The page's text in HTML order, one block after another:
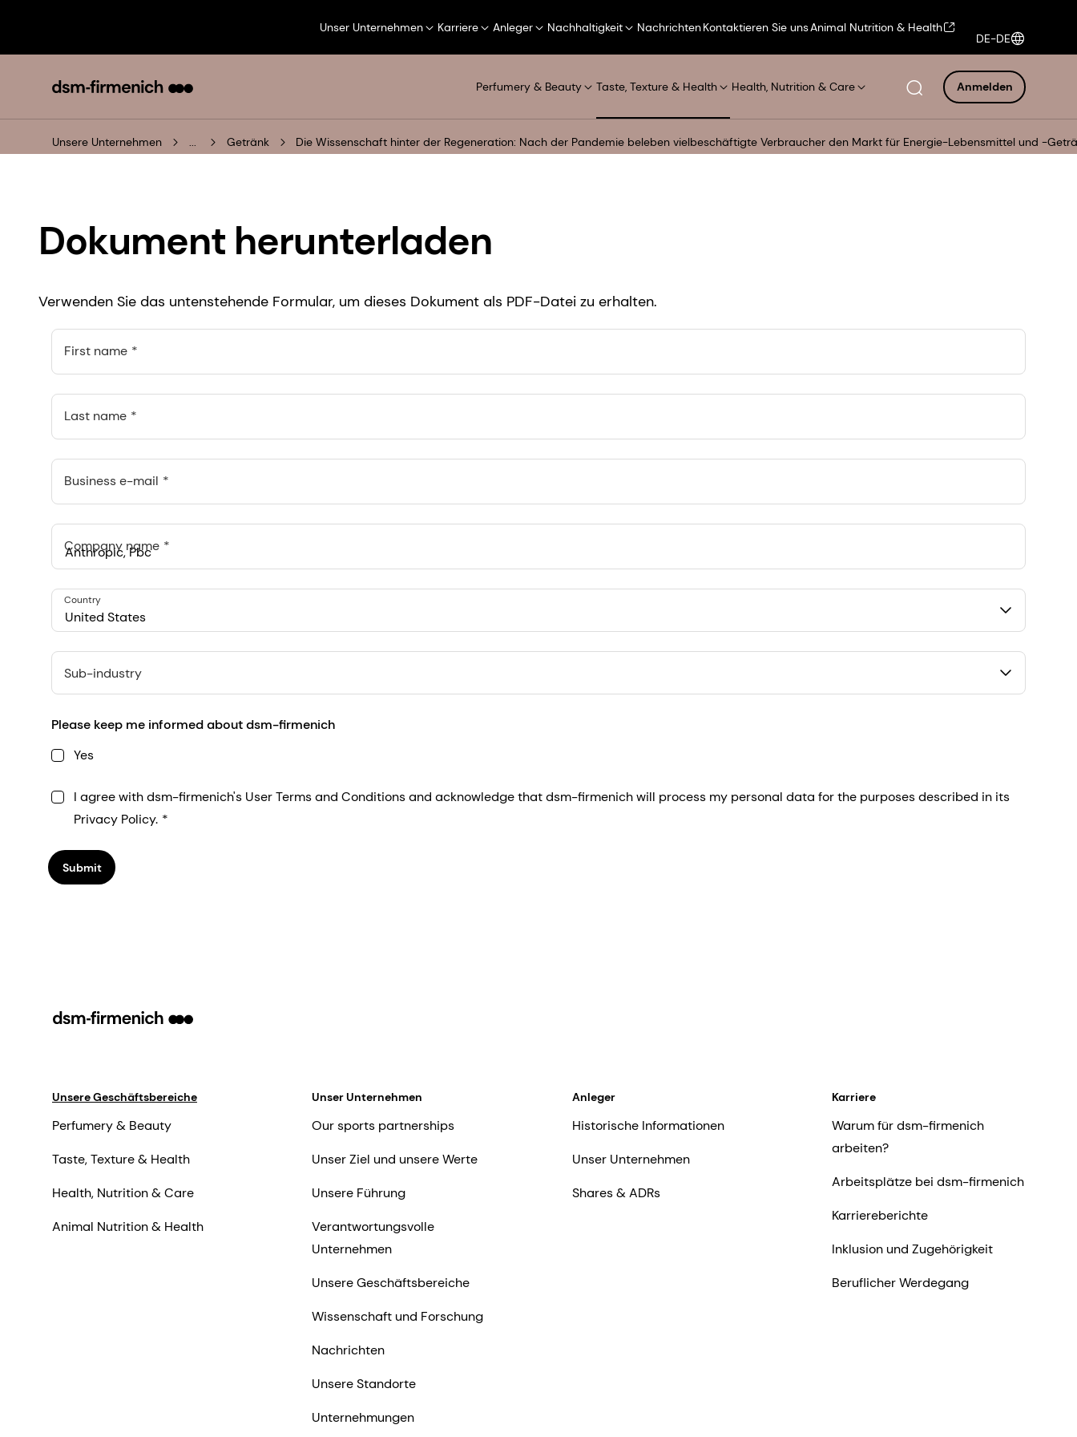
Unser Unternehmen Karriere Anleger Nachhaltigkeit NachrichtenKontaktieren Sie unsAnimal Nutrition & Health
DE-DE
Perfumery & Beauty Taste, Texture & Health Health, Nutrition & Care Anmelden
Unsere Unternehmen ... Getränk Die Wissenschaft hinter der Regeneration: Nach der Pandemie beleben vielbeschäftigte Verbraucher den Markt für Energie-Lebensmittel und -
Dokument herunterladen
Verwenden Sie das untenstehende Formular, um dieses Dokument als PDF-Datei zu erhalten.
First name
Last name
Business e-mail
Company name
Anthropic, PBC
548 Market St Pmb 90375, San Francisco, California, US
United States
Country
Sub-industry
Please keep me informed about dsm-firmenich
Yes
I agree with dsm-firmenich's User Terms and Conditions and acknowledge that dsm-firmenich will process my personal data for the purposes described in its
Privacy Policy.
Submit
Unsere Geschäftsbereiche
Perfumery & Beauty
Taste, Texture & Health
Health, Nutrition & Care
Animal Nutrition & Health
Unser Unternehmen
Our sports partnerships
Unser Ziel und unsere Werte
Unsere Führung
Verantwortungsvolle
Unternehmen
Unsere Geschäftsbereiche
Wissenschaft und Forschung
Nachrichten
Unsere Standorte
Unternehmungen
Anleger
Historische Informationen
Unser Unternehmen
Shares & ADRs
Karriere
Warum für dsm-firmenich
arbeiten?
Arbeitsplätze bei dsm-firmenich
Karriereberichte
Inklusion und Zugehörigkeit
Beruflicher Werdegang